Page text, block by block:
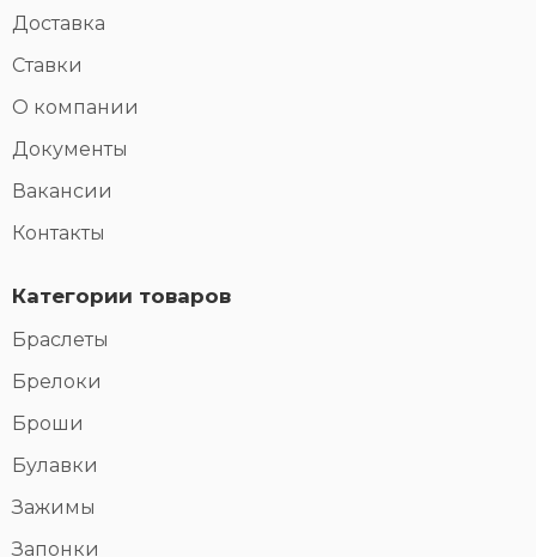
Доставка
Ставки
О компании
Документы
Вакансии
Контакты
Категории товаров
Браслеты
Брелоки
Броши
Булавки
Зажимы
Запонки